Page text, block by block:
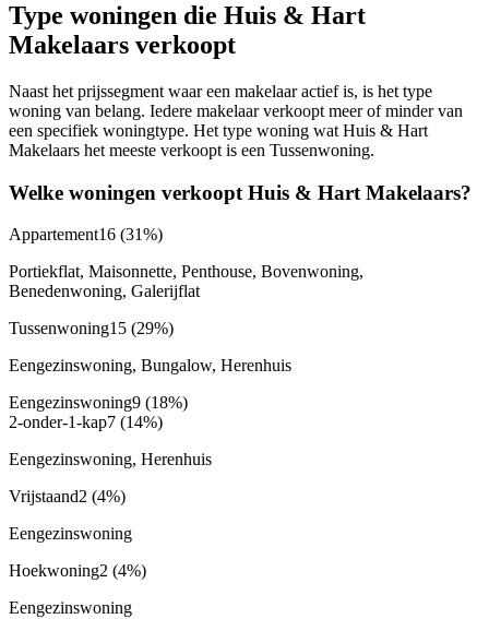
Type woningen die Huis & Hart
Makelaars verkoopt
Naast het prijssegment waar een makelaar actief is, is het type
woning van belang. Iedere makelaar verkoopt meer of minder van
een specifiek woningtype. Het type woning wat Huis & Hart
Makelaars het meeste verkoopt is een Tussenwoning.
Welke woningen verkoopt Huis & Hart Makelaars?
Appartement16 (31%)
Portiekflat, Maisonnette, Penthouse, Bovenwoning,
Benedenwoning, Galerijflat
Tussenwoning15 (29%)
Eengezinswoning, Bungalow, Herenhuis
Eengezinswoning9 (18%)
2-onder-1-kap7 (14%)
Eengezinswoning, Herenhuis
Vrijstaand2 (4%)
Eengezinswoning
Hoekwoning2 (4%)
Eengezinswoning